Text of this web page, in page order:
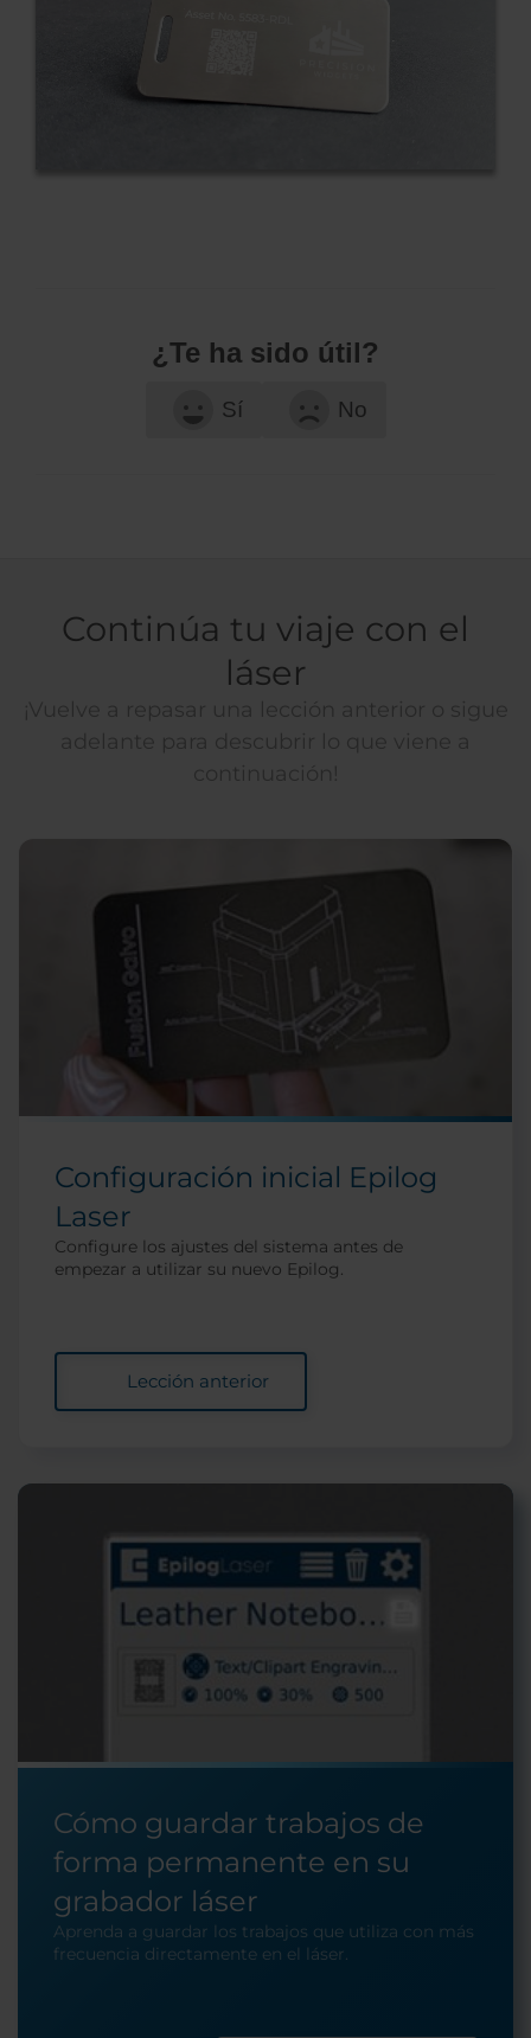
¿Te ha sido útil?
Sí No
Continúa tu viaje con el
láser
Configuración inicial Epilog
Laser
Configure los ajustes del sistema antes de
empezar a utilizar su nuevo Epilog.
Lección anterior
Cómo guardar trabajos de
forma permanente en su
grabador láser
Aprenda a guardar los trabajos que utiliza con más
frecuencia directamente en el láser.